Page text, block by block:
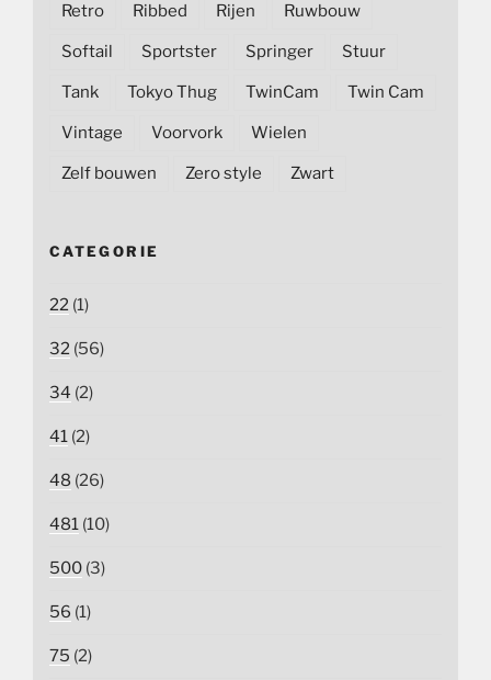
Retro Ribbed Rijen Ruwbouw
Softail Sportster Springer Stuur
Tank Tokyo Thug TwinCam Twin Cam
Vintage Voorvork Wielen
Zelf bouwen Zero style Zwart
CATEGORIE
22 (1)
32 (56)
34 (2)
41 (2)
48 (26)
481 (10)
500 (3)
56 (1)
75 (2)